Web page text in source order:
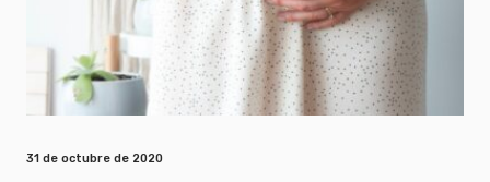
31 de octubre de 2020